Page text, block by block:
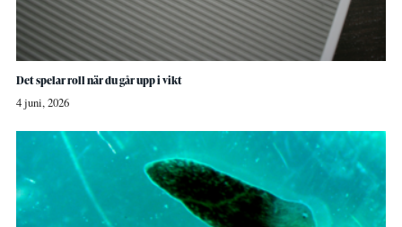
Det spelar roll när du går upp i vikt
4 juni, 2026